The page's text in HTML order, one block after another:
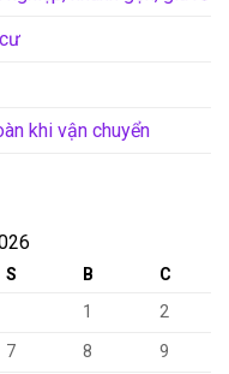
khi vận chuyển
S B
C
1
2
7 8
9